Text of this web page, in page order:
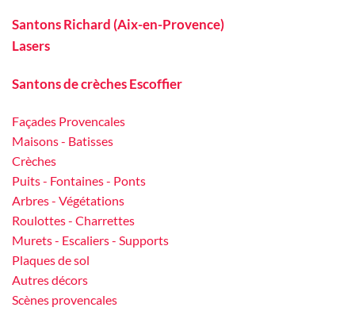
Santons Richard (Aix-en-Provence)
Lasers
Santons de crèches Escoffier
Façades Provencales
Maisons - Batisses
Crèches
Puits - Fontaines - Ponts
Arbres - Végétations
Roulottes - Charrettes
Murets - Escaliers - Supports
Plaques de sol
Autres décors
Scènes provencales